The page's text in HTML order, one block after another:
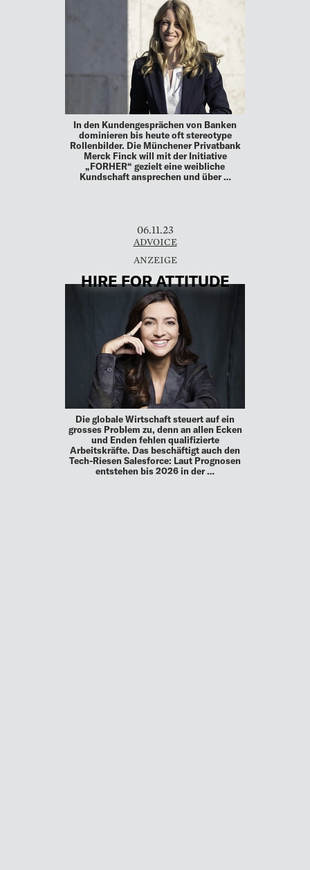
In den Kundengesprächen von Banken
dominieren bis heute oft stereotype
Rollenbilder. Die Münchener Privatbank
Merck Finck will mit der Initiative
„FORHER“ gezielt eine weibliche
Kundschaft ansprechen und über …
06.11.23
ADVOICE
HIRE FOR ATTITUDE
Die globale Wirtschaft steuert auf ein
grosses Problem zu, denn an allen Ecken
und Enden fehlen qualifizierte
Arbeitskräfte. Das beschäftigt auch den
Tech-Riesen Salesforce: Laut Prognosen
entstehen bis 2026 in der …